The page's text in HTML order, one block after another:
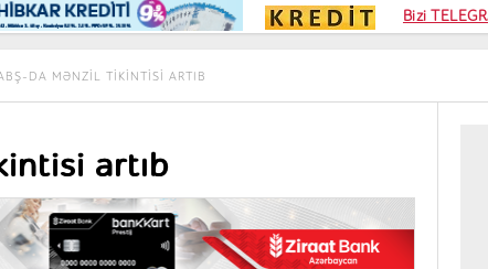
Bizi
DA MƏNZIL TIKINTISI ARTIB
artıb